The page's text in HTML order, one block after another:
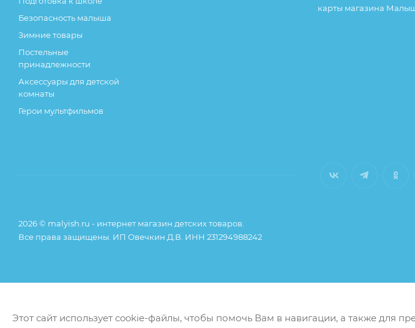
Безопасность малыша
Зимние товары
Постельные
принадлежности
Аксессуары для детской
комнаты
Герои мультфильмов
карты магазина
2026 © malyish.ru - интернет магазин детских товаров.
Все права защищены. ИП Овечкин Д.В. ИНН 231294988242
Этот сайт использует cookie-файлы, чтобы помочь Вам в навигации, а также для